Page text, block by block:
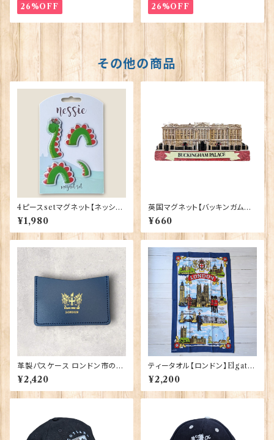
26%OFF 26%OFF
その他の商品
4ピースsetマグネット【ネッシ
ー】 Eurostick 90407-Nes
sie
¥1,980
英国マグネット【バッキンガム宮
殿】Elgate Products 90030
（13652）
¥660
革製パスケース ロンドン市の紋
章入り【Navy】R.C.Brady 90
381-Navy
¥2,420
ティータオル【ロンドン】Elgate
Products 50001-W(20102)
¥2,200